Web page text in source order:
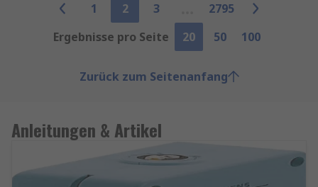
1 2 3
2795
Ergebnisse pro Seite
20 50 100
Zurück zum Seitenanfang
Anleitungen & Artikel